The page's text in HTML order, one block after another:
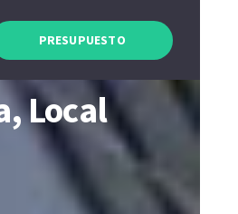
PRESUPUESTO
Local